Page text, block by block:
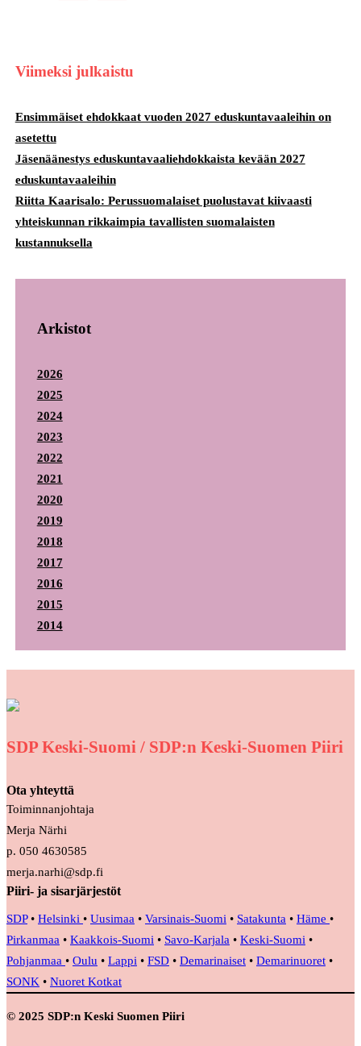
Viimeksi julkaistu
Ensimmäiset ehdokkaat vuoden 2027 eduskuntavaaleihin on
asetettu
Jäsenäänestys eduskuntavaaliehdokkaista kevään 2027
eduskuntavaaleihin
Riitta Kaarisalo: Perussuomalaiset puolustavat kiivaasti
yhteiskunnan rikkaimpia tavallisten suomalaisten
kustannuksella
Arkistot
2026
2025
2024
2023
2022
2021
2020
2019
2018
2017
2016
2015
2014
SDP Keski-Suomi / SDP:n Keski-Suomen Piiri
Ota yhteyttä
Toiminnanjohtaja
Merja Närhi
p. 050 4630585
merja.narhi@sdp.fi
Piiri- ja sisarjärjestöt
SDP• Helsinki • Uusimaa • Varsinais-Suomi • Satakunta • Häme •
Pirkanmaa • Kaakkois-Suomi • Savo-Karjala • Keski-Suomi •
Pohjanmaa • Oulu • Lappi • FSD • Demarinaiset • Demarinuoret •
SONK • Nuoret Kotkat
© 2025 SDP:n Keski Suomen Piiri